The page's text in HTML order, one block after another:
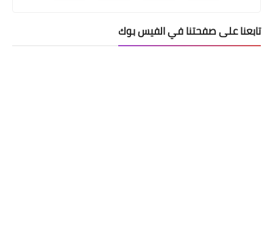
تابعنا على صفحتنا في الفيس بوك